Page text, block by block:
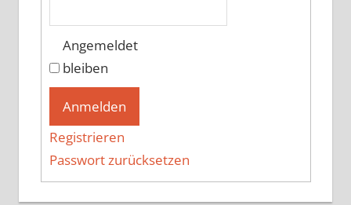
Angemeldet
bleiben
Anmelden
Registrieren
Passwort zurücksetzen